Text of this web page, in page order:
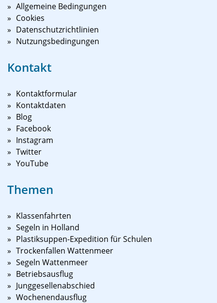
Allgemeine Bedingungen
Cookies
Datenschutzrichtlinien
Nutzungsbedingungen
Kontakt
Kontaktformular
Kontaktdaten
Blog
Facebook
Instagram
Twitter
YouTube
Themen
Klassenfahrten
Segeln in Holland
Plastiksuppen-Expedition für Schulen
Trockenfallen Wattenmeer
Segeln Wattenmeer
Betriebsausflug
Junggesellenabschied
Wochenendausflug